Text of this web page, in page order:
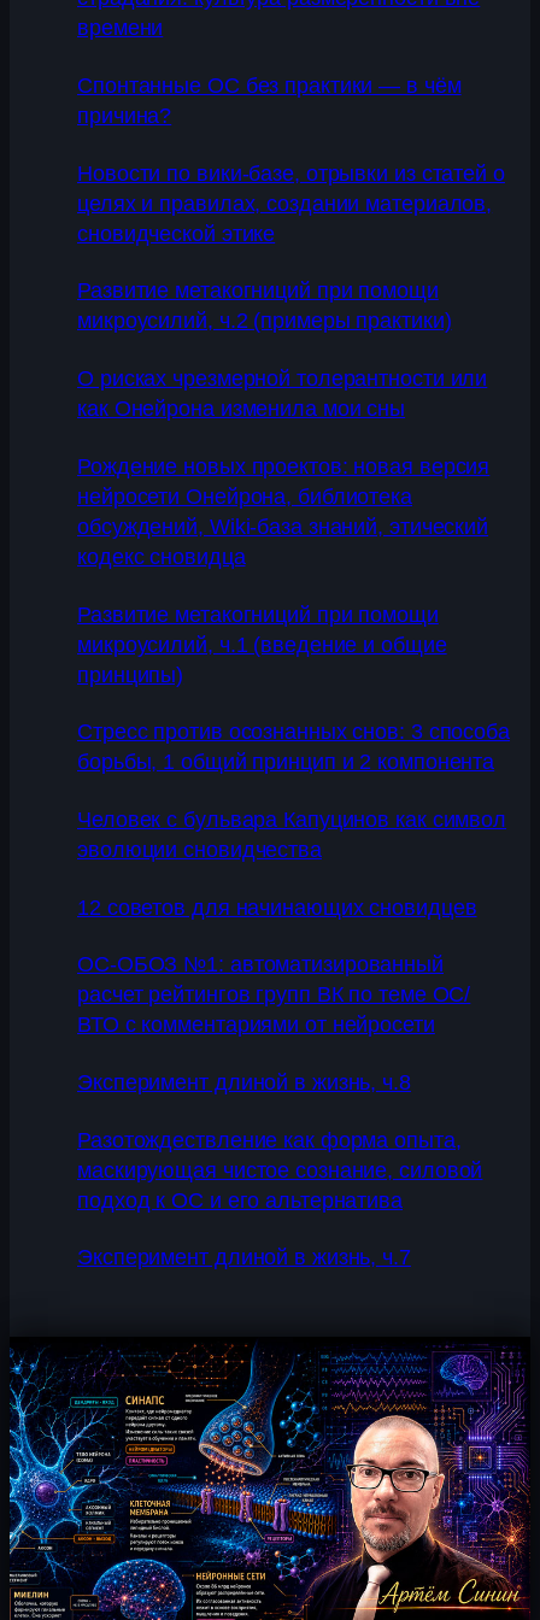
времени
Спонтанные ОС без практики — в чём
причина?
Новости по вики-базе, отрывки из статей о
целях и правилах, создании материалов,
сновидческой этике
Развитие метакогниций при помощи
микроусилий, ч.2 (примеры практики)
О рисках чрезмерной толерантности или
как Онейрона изменила мои сны
Рождение новых проектов: новая версия
нейросети Онейрона, библиотека
обсуждений, Wiki-база знаний, этический
кодекс сновидца
Развитие метакогниций при помощи
микроусилий, ч.1 (введение и общие
принципы)
Стресс против осознанных снов: 3 способа
борьбы, 1 общий принцип и 2 компонента
Человек с бульвара Капуцинов как символ
эволюции сновидчества
12 советов для начинающих сновидцев
ОС-ОБОЗ №1: автоматизированный
расчет рейтингов групп ВК по теме ОС/
ВТО с комментариями от нейросети
Эксперимент длиной в жизнь, ч.8
Разотождествление как форма опыта,
маскирующая чистое сознание, силовой
подход к ОС и его альтернатива
Эксперимент длиной в жизнь, ч.7